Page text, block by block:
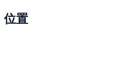
位置